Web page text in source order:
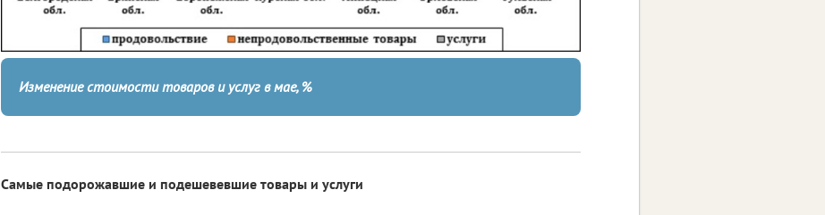
Изменение стоимости товаров и услуг в мае, %
Самые подорожавшие и подешевевшие товары и услуги